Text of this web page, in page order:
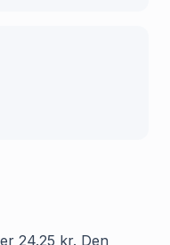
24.25 kr. Den